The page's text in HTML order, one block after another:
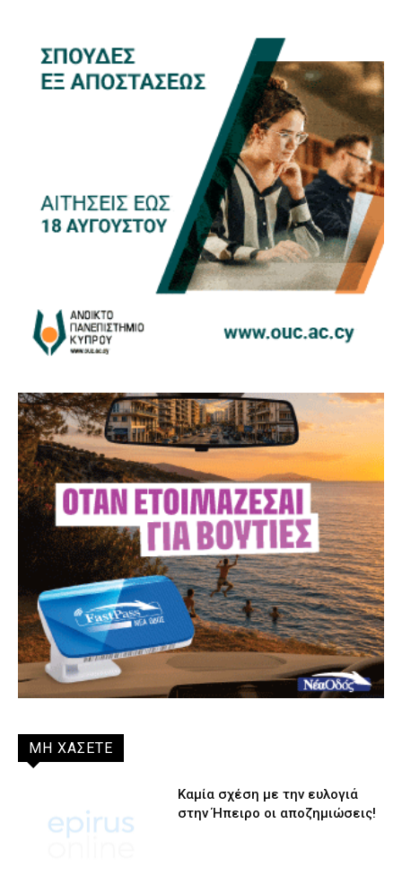
ΜΗ ΧΑΣΕΤΕ
Καμία σχέση με την ευλογιά
στην Ήπειρο οι αποζημιώσεις!